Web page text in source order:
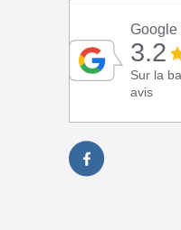
Google
3.2
Sur la
avis